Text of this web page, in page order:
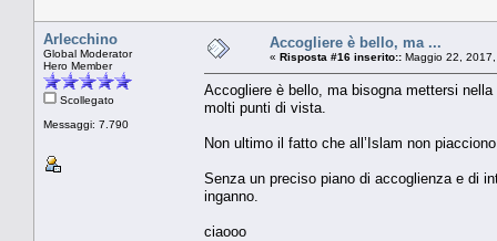
Arlecchino
Global Moderator
Hero Member
Scollegato
Messaggi: 7.790
Accogliere è bello, ma ...
« Risposta #16 inserito:: Maggio 22,
Accogliere è bello, ma bisogna mettersi
molti punti di vista.
Non ultimo il fatto che all’Islam non piacciono
Senza un preciso piano di accoglienza e di
inganno.
ciaooo